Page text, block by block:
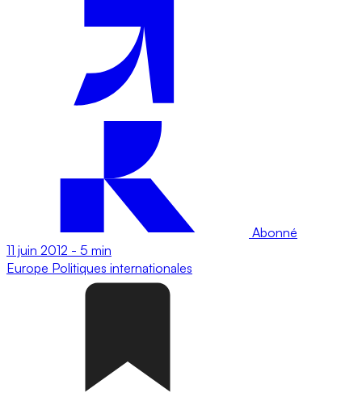
Abonné
11 juin 2012 - 5 min
Europe Politiques internationales